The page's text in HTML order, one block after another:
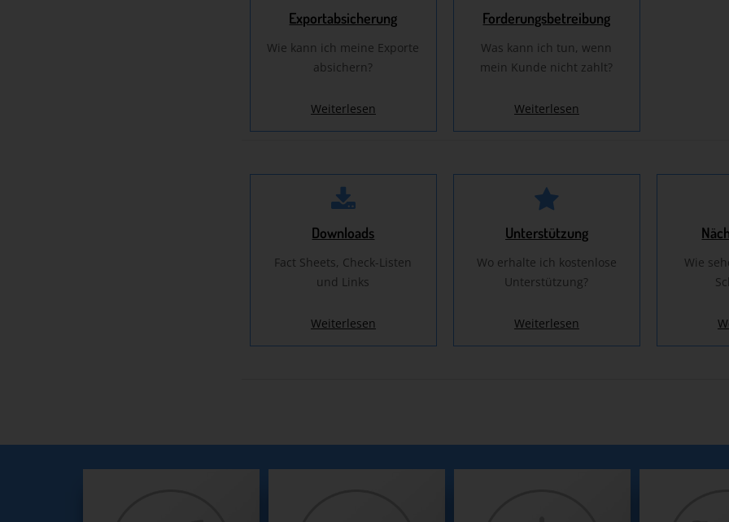
Exportabsicherung
Wie kann ich meine Exporte
absichern?
Weiterlesen
Forderungsbetreibung
Was kann ich tun, wenn
mein Kunde nicht zahlt?
Weiterlesen
Downloads
Fact Sheets, Check-Listen
und Links
Weiterlesen
Unterstützung
Wo erhalte ich kostenlose
Unterstützung?
Weiterlesen
Wie